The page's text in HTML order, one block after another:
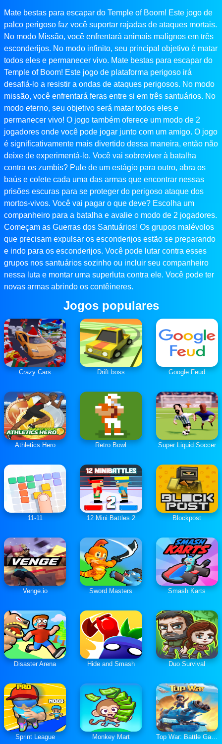
Mate bestas para escapar do Temple of Boom! Este jogo de
palco perigoso faz você suportar rajadas de ataques mortais.
No modo Missão, você enfrentará animais malignos em três
esconderijos. No modo infinito, seu principal objetivo é matar
todos eles e permanecer vivo. Mate bestas para escapar do
Temple of Boom! Este jogo de plataforma perigoso irá
desafiá-lo a resistir a ondas de ataques perigosos. No modo
missão, você enfrentará feras entre si em três santuários. No
modo eterno, seu objetivo será matar todos eles e
permanecer vivo! O jogo também oferece um modo de 2
jogadores onde você pode jogar junto com um amigo. O jogo
é significativamente mais divertido dessa maneira, então não
deixe de experimentá-lo. Você vai sobreviver à batalha
contra os zumbis? Pule de um estágio para outro, abra os
baús e colete cada uma das armas que encontrar nessas
prisões escuras para se proteger do perigoso ataque dos
mortos-vivos. Você vai pagar o que deve? Escolha um
companheiro para a batalha e avalie o modo de 2 jogadores.
Começam as Guerras dos Santuários! Os grupos malévolos
que precisam expulsar os esconderijos estão se preparando
e indo para os esconderijos. Você pode lutar contra esses
grupos nos santuários sozinho ou incluir seu companheiro
nessa luta e montar uma superluta contra ele. Você pode ter
novas armas abrindo os contêineres.
Jogos populares
Crazy Cars Drift boss Google Feud
Athletics Hero Retro Bowl Super Liquid Soccer
11-11 12 Mini Battles 2 Blockpost
Venge.io Sword Masters Smash Karts
Disaster Arena Hide and Smash Duo Survival
Sprint League Monkey Mart Top War: Battle Game